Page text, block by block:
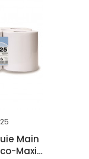
Main
Maxi